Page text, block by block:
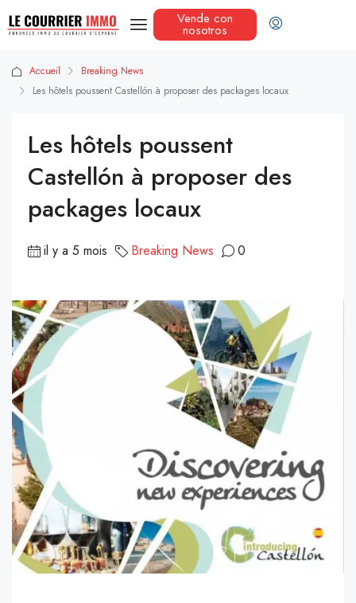
Vende con
nosotros
Accueil
Breaking News
Les hôtels poussent Castellón à proposer des packages locaux
Les hôtels poussent
Castellón à proposer des
packages locaux
il y a 5 mois Breaking News 0